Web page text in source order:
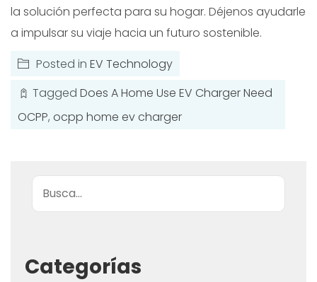
la solución perfecta para su hogar. Déjenos ayudarle
a impulsar su viaje hacia un futuro sostenible.
Posted in EV Technology
Tagged Does A Home Use EV Charger Need
OCPP, ocpp home ev charger
Buscar
Categorías